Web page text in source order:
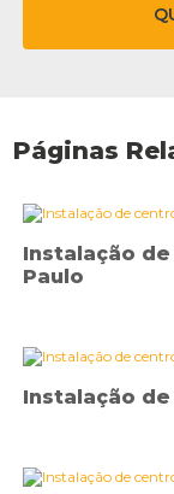
Páginas
Instalação
Paulo
Instalação